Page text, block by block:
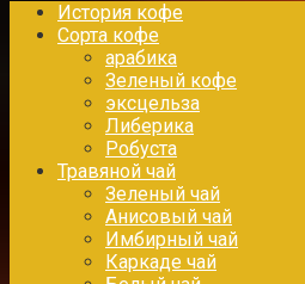
История кофе
Сорта кофе
арабика
Зеленый кофе
эксцельза
Либерика
Робуста
Травяной чай
Зеленый чай
Анисовый чай
Имбирный чай
Каркаде чай